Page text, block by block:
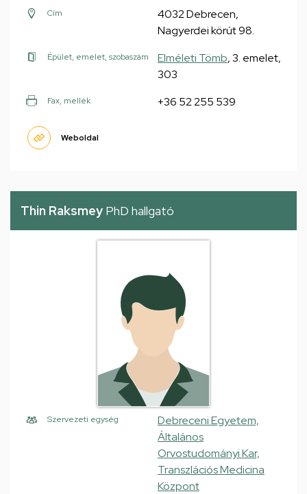
Cím
4032 Debrecen,
Nagyerdei körút 98.
Épület, emelet, szobaszám Elméleti Tömb, 3. emelet,
303
Fax, mellék +36 52 255 539
Weboldal
Thin Raksmey PhD hallgató
Szervezeti egység
Debreceni Egyetem,
Általános
Orvostudományi Kar,
Transzlációs Medicina
Központ